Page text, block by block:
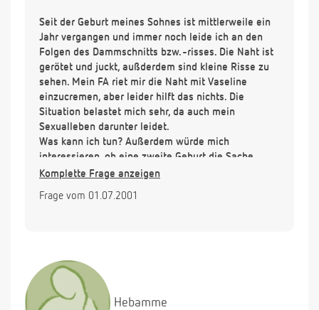
Seit der Geburt meines Sohnes ist mittlerweile ein
Jahr vergangen und immer noch leide ich an den
Folgen des Dammschnitts bzw. -risses. Die Naht ist
gerötet und juckt, außderdem sind kleine Risse zu
sehen. Mein FA riet mir die Naht mit Vaseline
einzucremen, aber leider hilft das nichts. Die
Situation belastet mich sehr, da auch mein
Sexualleben darunter leidet.
Was kann ich tun? Außerdem würde mich
interessieren, ob eine zweite Geburt die Sache
verschlimmern würde?
Komplette Frage anzeigen
Frage vom 01.07.2001
Hebamme